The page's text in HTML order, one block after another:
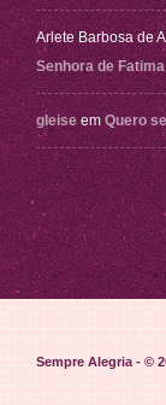
Arlete Barbosa de
Senhora de
gleise em Quero
Sempre Alegria - ©